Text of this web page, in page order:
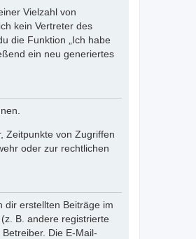
Vielzahl von
kein Vertreter des
die Funktion „Ich habe
ein neu generiertes
Zeitpunkte von Zugriffen
oder zur rechtlichen
dir erstellten Beiträge im
B. andere registrierte
Die E-Mail-